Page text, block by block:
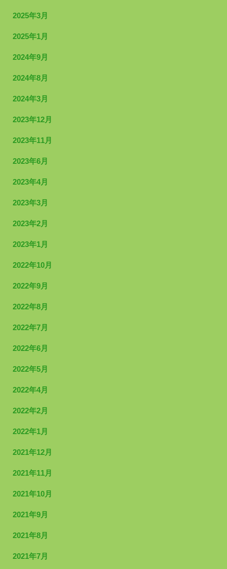
2025年3月
2025年1月
2024年9月
2024年8月
2024年3月
2023年12月
2023年11月
2023年6月
2023年4月
2023年3月
2023年2月
2023年1月
2022年10月
2022年9月
2022年8月
2022年7月
2022年6月
2022年5月
2022年4月
2022年2月
2022年1月
2021年12月
2021年11月
2021年10月
2021年9月
2021年8月
2021年7月